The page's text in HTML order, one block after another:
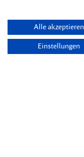
Alle akzeptieren
Einstellungen